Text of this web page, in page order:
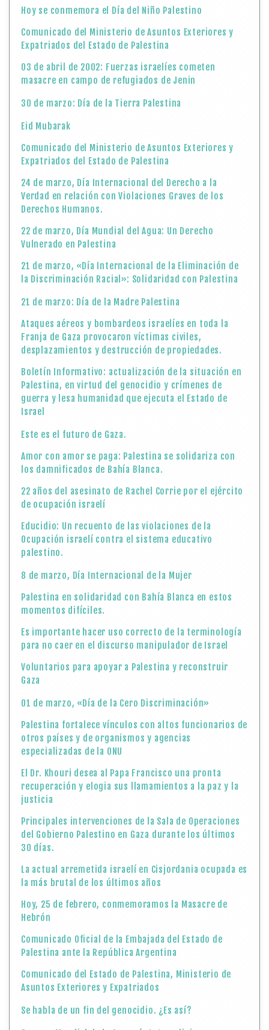
Hoy se conmemora el Día del Niño Palestino
Comunicado del Ministerio de Asuntos Exteriores y
Expatriados del Estado de Palestina
03 de abril de 2002: Fuerzas israelíes cometen
masacre en campo de refugiados de Jenin
30 de marzo: Día de la Tierra Palestina
Eid Mubarak
Comunicado del Ministerio de Asuntos Exteriores y
Expatriados del Estado de Palestina
24 de marzo, Día Internacional del Derecho a la
Verdad en relación con Violaciones Graves de los
Derechos Humanos.
22 de marzo, Día Mundial del Agua: Un Derecho
Vulnerado en Palestina
21 de marzo, «Día Internacional de la Eliminación de
la Discriminación Racial»: Solidaridad con Palestina
21 de marzo: Día de la Madre Palestina
Ataques aéreos y bombardeos israelíes en toda la
Franja de Gaza provocaron víctimas civiles,
desplazamientos y destrucción de propiedades.
Boletín Informativo: actualización de la situación en
Palestina, en virtud del genocidio y crímenes de
guerra y lesa humanidad que ejecuta el Estado de
Israel
Este es el futuro de Gaza.
Amor con amor se paga: Palestina se solidariza con
los damnificados de Bahía Blanca.
22 años del asesinato de Rachel Corrie por el ejército
de ocupación israelí
Educidio: Un recuento de las violaciones de la
Ocupación israelí contra el sistema educativo
palestino.
8 de marzo, Día Internacional de la Mujer
Palestina en solidaridad con Bahía Blanca en estos
momentos difíciles.
Es importante hacer uso correcto de la terminología
para no caer en el discurso manipulador de Israel
Voluntarios para apoyar a Palestina y reconstruir
Gaza
01 de marzo, «Día de la Cero Discriminación»
Palestina fortalece vínculos con altos funcionarios de
otros países y de organismos y agencias
especializadas de la ONU
El Dr. Khouri desea al Papa Francisco una pronta
recuperación y elogia sus llamamientos a la paz y la
justicia
Principales intervenciones de la Sala de Operaciones
del Gobierno Palestino en Gaza durante los últimos
30 días.
La actual arremetida israelí en Cisjordania ocupada es
la más brutal de los últimos años
Hoy, 25 de febrero, conmemoramos la Masacre de
Hebrón
Comunicado Oficial de la Embajada del Estado de
Palestina ante la República Argentina
Comunicado del Estado de Palestina, Ministerio de
Asuntos Exteriores y Expatriados
Se habla de un fin del genocidio. ¿Es así?